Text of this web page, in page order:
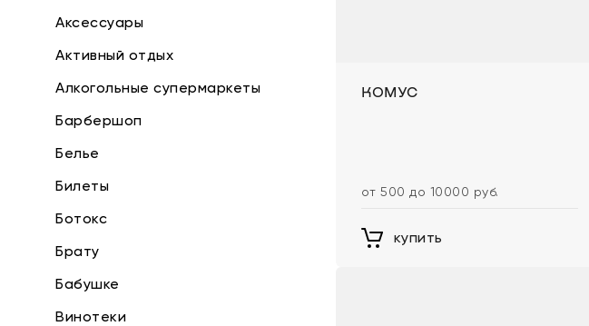
Аксессуары
Активный отдых
Алкогольные супермаркеты
Барбершоп
Белье
Билеты
Ботокс
Брату
Бабушке
Винотеки
КОМУС
от 500 до 10000 руб.
купить